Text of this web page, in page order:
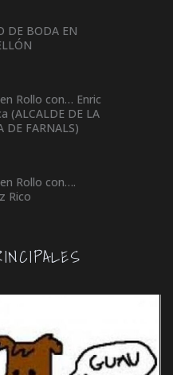
DE BODA EN
Rollo con… Enric
(ALCALDE DE LA
DE FARNALS)
Rollo con….
Rico